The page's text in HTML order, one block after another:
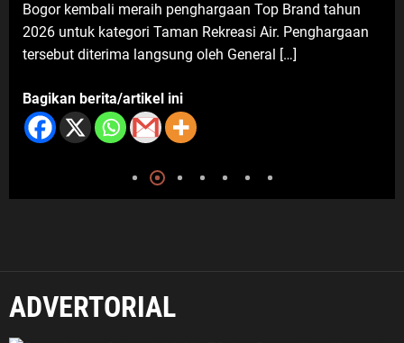
Dugaan TPPO TKW Cirebon di Mesir,
Pemerintah Diminta Bertindak
Cepat
Bogor kembali meraih penghargaan Top Brand tahun
2026 untuk kategori Taman Rekreasi Air. Penghargaan
tersebut diterima langsung oleh General […]
Bagikan berita/artikel ini
ADVERTORIAL